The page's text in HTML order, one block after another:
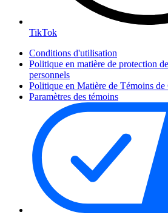
TikTok
Conditions d'utilisation
Politique en matière de protection
personnels
Politique en Matière de Témoins de
Paramètres des témoins